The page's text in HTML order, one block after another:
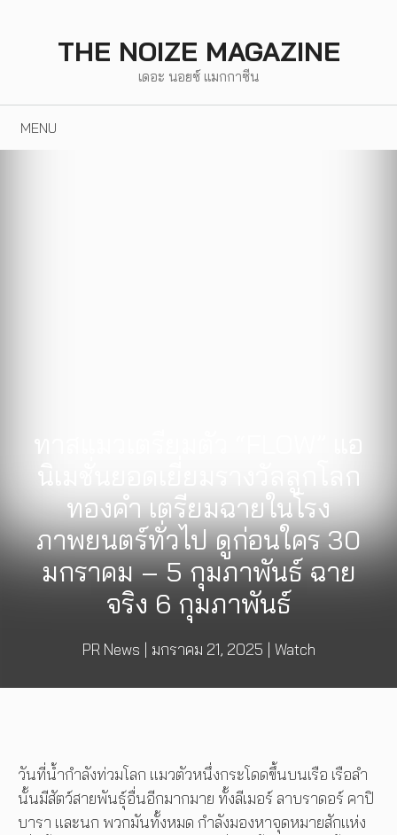
THE NOIZE MAGAZINE
เดอะ นอยซ์ แมกกาซีน
MENU
นิเมชั่นยอดเยี่ยมรางวัลลูกโลก
ทองคำ เตรียมฉายในโรง
ภาพยนตร์ทั่วไป ดูก่อนใคร 30
มกราคม – 5 กุมภาพันธ์ ฉาย
จริง 6 กุมภาพันธ์
PR News | มกราคม 21, 2025 | Watch
วันที่น้ำกำลังท่วมโลก แมวตัวหนึ่งกระโดดขึ้นบนเรือ เรือลำ
นั้นมีสัตว์สายพันธุ์อื่นอีกมากมาย ทั้งลีเมอร์ ลาบราดอร์ คาปิ
บารา และนก พวกมันทั้งหมด กำลังมองหาจุดหมายสักแห่ง